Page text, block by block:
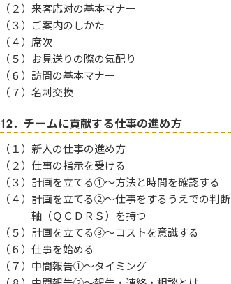
（２）来客応対の基本マナー
（３）ご案内のしかた
（４）席次
（５）お見送りの際の気配り
（６）訪問の基本マナー
（７）名刺交換
12．チームに貢献する仕事の進め方
（１）新人の仕事の進め方
（２）仕事の指示を受ける
（３）計画を立てる①～方法と時間を確認する
（４）計画を立てる②～仕事をするうえでの判断
軸（ＱＣＤＲＳ）を持つ
（５）計画を立てる③～コストを意識する
（６）仕事を始める
（７）中間報告①～タイミング